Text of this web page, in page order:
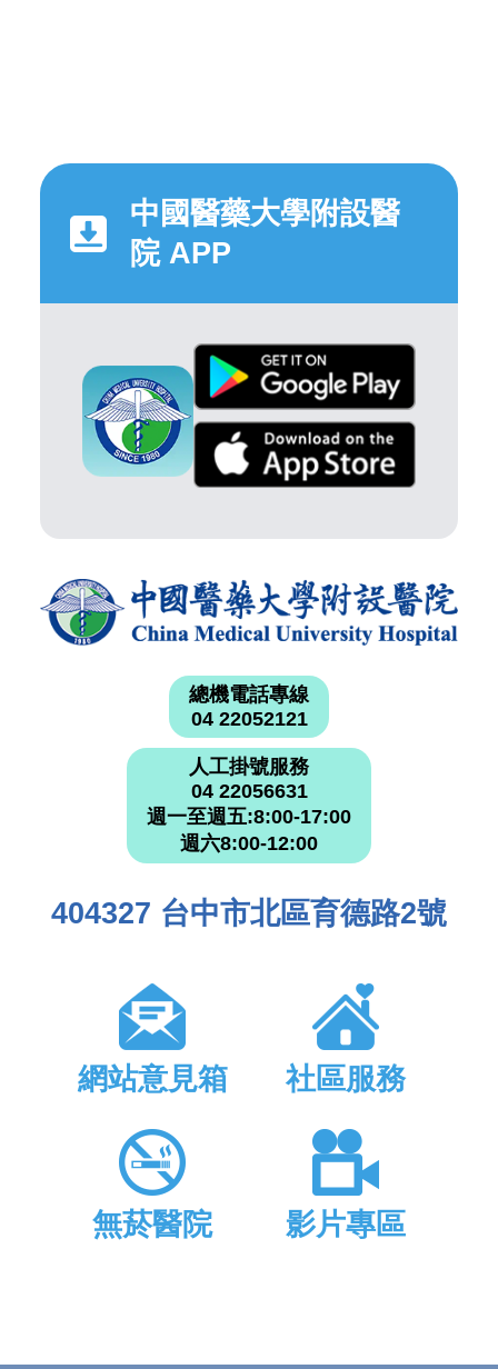
中國醫藥大學附設醫
院 APP
總機電話專線
04 22052121
人工掛號服務
04 22056631
週一至週五:8:00-17:00
週六8:00-12:00
404327 台中市北區育德路2號
網站意見箱 社區服務
無菸醫院 影片專區